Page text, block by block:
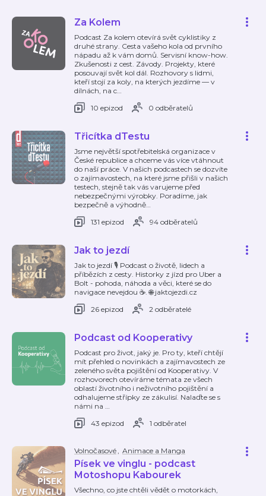
Za Kolem
Podcast Za kolem otevírá svět cyklistiky z
druhé strany. Cesta vašeho kola od prvního
nápadu až k vám domů. Servisní know-how.
Zkušenosti z cest. Závody. Projekty, které
posouvají svět kol dál. Rozhovory s lidmi,
kteří stojí za koly, na kterých jezdíme — v
dílnách, na c…
10 epizod
0 odběratelů
Třicítka dTestu
Jsme největší spotřebitelská organizace v
České republice a chceme vás více vtáhnout
do naší práce. V našich podcastech se dozvíte
o zajímavostech, na které jsme přišli v našich
testech, stejně tak vás varujeme před
nebezpečnými výrobky. Poradíme, jak
bezpečně a výhodně…
131 epizod
94 odběratelů
Jak to jezdí
Jak to jezdí 🎙️ Podcast o životě, lidech a
příbězích z cesty. Historky z jízd pro Uber a
Bolt - pohoda, náhoda a věci, které se do
navigace nevejdou ☕. 🌐 jaktojezdi.cz
26 epizod
2 odběratelé
Podcast od Kooperativy
Podcast pro život, jaký je. Pro ty, kteří chtějí
mít přehled o novinkách a zajímavostech ze
zeleného světa pojištění od Kooperativy. V
rozhovorech otevíráme témata ze všech
oblastí životního i neživotního pojištění a
odhalujeme střípky ze zákulisí. Nalaďte se s
námi na …
43 epizod
1 odběratel
Volnočasové, Animace a Manga
Písek ve vinglu - podcast
Motoshopu Kabourek
Všechno, co jste chtěli vědět o motorkách,